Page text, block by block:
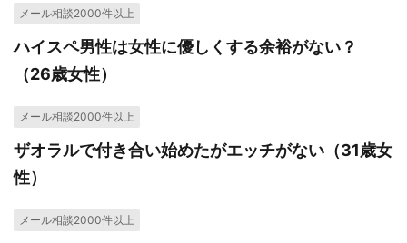
メール相談2000件以上
ハイスペ男性は女性に優しくする余裕がない？
（26歳女性）
メール相談2000件以上
ザオラルで付き合い始めたがエッチがない（31歳女
性）
メール相談2000件以上